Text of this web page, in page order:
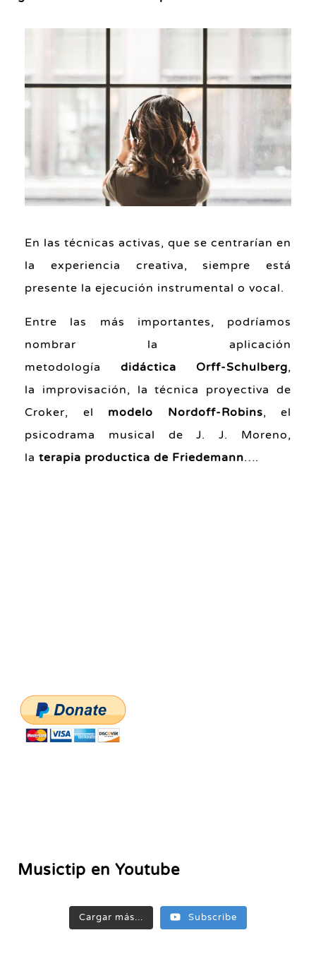
En las técnicas activas, que se centrarían en
la experiencia creativa, siempre está
presente la ejecución instrumental o vocal.
Entre las más importantes, podríamos
nombrar la aplicación
metodología didáctica Orff-Schulberg,
la improvisación, la técnica proyectiva de
Croker, el modelo Nordoff-Robins, el
psicodrama musical de J. J. Moreno,
la terapia productica de Friedemann….
Musictip en Youtube
Cargar más... Subscribe